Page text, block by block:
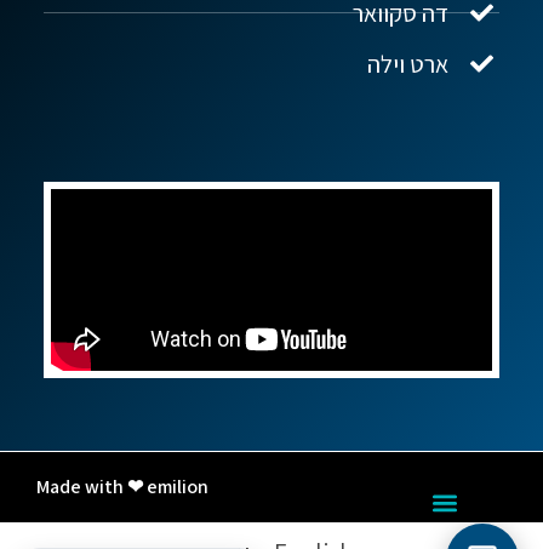
דה סקוואר
ארט וילה
Made with ❤ emilion